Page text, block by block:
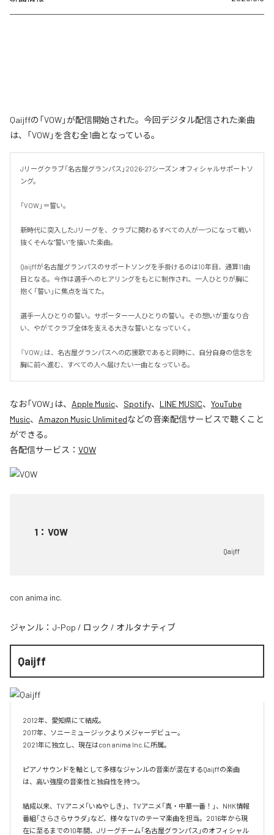
Qaijffの「VOW」が配信開始された。今回デジタル配信された楽曲
は、「VOW」を含む全1曲となっている。
Jリーグクラブ「名古屋グランパス」2026-27シーズン オフィシャルサポートソ
ング。
「VOW」＝誓い。
新時代に突入したJリーグを、クラブに関わるすべての人が一つになって戦い
抜く――そんな"誓い"を描いた楽曲。
Qaijffが名古屋グランパスのサポートソングを手掛けるのは10年目、通算11曲
目となる。今作は選手へのヒアリングをもとに制作され、一人ひとりが胸に
抱く「誓い」に焦点を当てた。
選手一人ひとりの誓い。サポーター一人ひとりの誓い。その想いが重なり合
い、やがてクラブ全体を支える大きな誓いとなっていく。
『VOW』は、名古屋グランパスへの応援歌であると同時に、自分自身の信念を
胸に前へ進む、すべての人へ届けたい一曲となっている。
なお「VOW」は、 Apple Music、 Spotify、 LINE MUSIC、 YouTube
Music、 Amazon Music Unlimitedなどの音楽配信サービスで聴くこと
ができる。
各配信サービス： VOW
1 ： VOW
Qaijff
con anima inc.
ジャンル： J-Pop / ロック / オルタナティブ
Qaijff
2012年、愛知県にて結成。
2017年、ソニーミュージックよりメジャーデビュー。
2021年に独立し、現在はcon anima Inc.に所属。
ピアノサウンドを軸として多様なジャンルの音楽が混在するQaijffの楽曲
は、高い強度の音楽性と独自性を持つ。
結成以来、TVアニメ「いぬやしき」、TVアニメ「真・中華一番！」、NHK情報
番組「さらさらサラダ」など、様々なTVのテーマ楽曲を担当。2016年から現
在に至るまでの10年間、Jリーグチーム「名古屋グランパス」のオフィシャル